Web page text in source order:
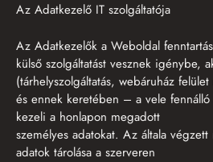
Az Adatkezelő IT szolgáltatója
Az Adatkezelők a Weboldal
külső szolgáltatást vesznek igénybe,
(tárhelyszolgáltatás, webáruház
és ennek keretében – a vele
kezeli a honlapon megadott
személyes adatokat. Az általa
adatok tárolása a szerveren